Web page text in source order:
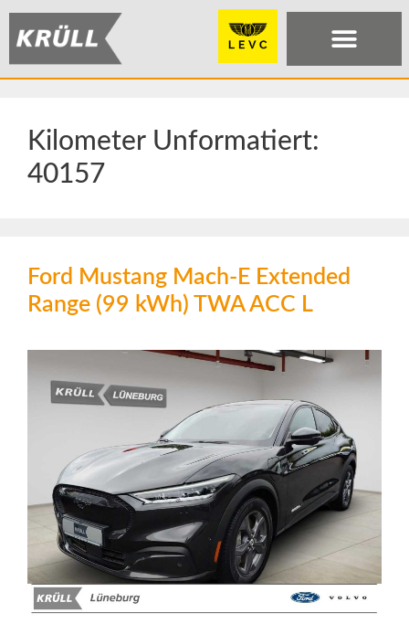
Kilometer Unformatiert:
40157
Ford Mustang Mach-E Extended
Range (99 kWh) TWA ACC L